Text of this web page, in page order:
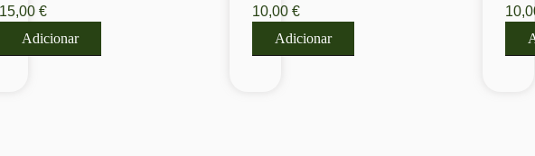
MAGSAFE
–
IPHONE
15
15,00 €
Adicionar
X6B
10,00 €
Adicionar
400